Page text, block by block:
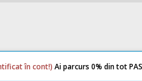
în cont!) Ai parcurs 0% din tot